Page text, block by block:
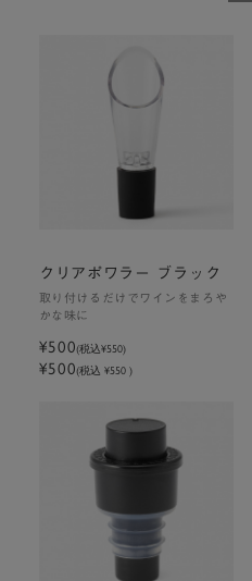
クリアポワラー ブラック
取り付けるだけでワインをまろや
かな味に
¥500(税込¥550)
¥500(税込 ¥550 )